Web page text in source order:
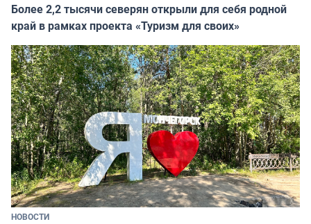
Более 2,2 тысячи северян открыли для себя родной
край в рамках проекта «Туризм для своих»
НОВОСТИ